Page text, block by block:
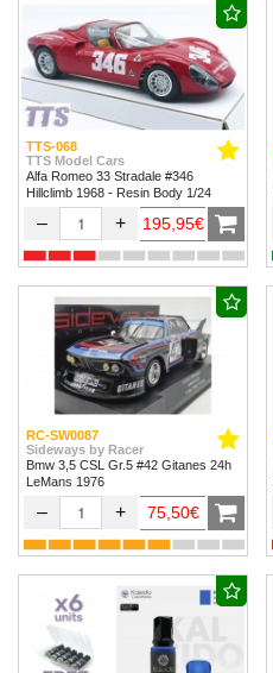
TTS-068
TTS Model Cars
Alfa Romeo 33 Stradale #346
Hillclimb 1968 - Resin Body 1/24
– + 195,95€
RC-SW0087
Sideways by Racer
Bmw 3,5 CSL Gr.5 #42 Gitanes 24h
LeMans 1976
– + 75,50€